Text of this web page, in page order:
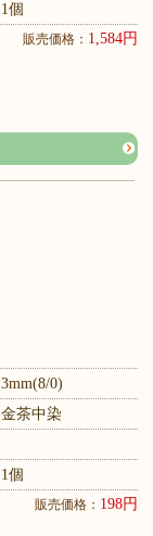
1個
販売価格： 1,584円
3mm(8/0)
金茶中染
1個
販売価格： 198円